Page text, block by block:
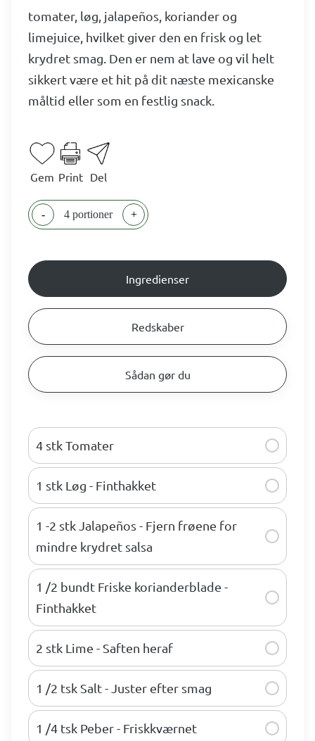
tomater, løg, jalapeños, koriander og
limejuice, hvilket giver den en frisk og let
krydret smag. Den er nem at lave og vil helt
sikkert være et hit på dit næste mexicanske
måltid eller som en festlig snack.
Gem Print Del
- 4 portioner +
Ingredienser
Redskaber
Sådan gør du
4 stk Tomater
1 stk Løg - Finthakket
1 -2 stk Jalapeños - Fjern frøene for
mindre krydret salsa
1 /2 bundt Friske korianderblade -
Finthakket
2 stk Lime - Saften heraf
1 /2 tsk Salt - Juster efter smag
1 /4 tsk Peber - Friskkværnet